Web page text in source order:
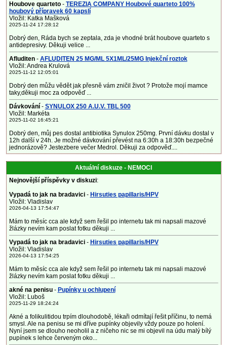
Houbove quarteto- TEREZIA COMPANY Houbové quarteto 100%
houbový přípravek 60 kapslí
Vložil: Katka Mašková
2025-11-24 17:28:12
Dobrý den, Ráda bych se zeptala, zda je vhodné brát houbove quarteto s
antidepresivy. Děkuji velice ...
Afluditen- AFLUDITEN 25 MG/ML 5X1ML/25MG Injekční roztok
Vložil: Andrea Krulová
2025-11-12 12:05:01
Dobrý den můžu vědět jak přesně vám zničil život ? Protože mojí mamce
taky,děkuji moc za odpověď ...
Dávkování - SYNULOX 250 A.U.V. TBL 500
Vložil: Markéta
2025-11-02 16:45:21
Dobrý den, můj pes dostal antibiotika Synulox 250mg. První dávku dostal v
12h další v 24h. Je možné dávkování převést na 6:30h a 18:30h bezpečné
jednorázově? Jestezbere večer Medrol. Děkuji za odpověď....
Aktuální diskuze - NEMOCI
Nejnovější příspěvky v diskuzi:
Vypadá to jak na bradavici - Hirsuties papillaris/HPV
Vložil: Vladislav
2026-04-13 17:54:47
Mám to měsíc cca ale když sem řešil po internetu tak mi napsali mazové
žlázky nevím kam poslat fotku děkuji ...
Vypadá to jak na bradavici - Hirsuties papillaris/HPV
Vložil: Vladislav
2026-04-13 17:54:25
Mám to měsíc cca ale když sem řešil po internetu tak mi napsali mazové
žlázky nevím kam poslat fotku děkuji ...
akné na penisu- Pupínky u ochlupení
Vložil: Luboš
2025-11-29 18:24:24
Akné a folikulitidou trpím dlouhodobě, lékaři odmítají řešit příčinu, to nemá
smysl. Ale na penisu se mi dříve pupínky objevily vždy pouze po holení.
Nyní jsem se dlouho neoholil a z ničeho nic se mi objevil na údu malý bílý
pupínek s lehce červeným oko...